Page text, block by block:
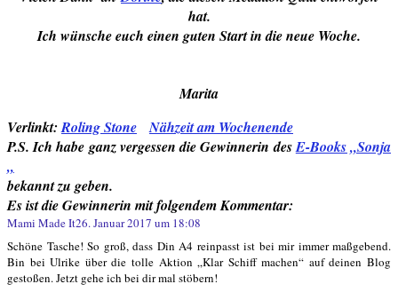
hat.
Ich wünsche euch einen guten Start in die neue Woche.
Marita
Verlinkt:Roling Stone
Nähzeit am Wochenende
P.S. Ich habe ganz vergessen die Gewinnerin desE-Books „Sonja
„
bekannt zu geben.
Es ist die Gewinnerin mit folgendem Kommentar:
Mami Made It26. Januar 2017 um 18:08
Schöne Tasche! So groß, dass Din A4 reinpasst ist bei mir immer maßgebend.
Bin bei Ulrike über die tolle Aktion „Klar Schiff machen“ auf deinen Blog
gestoßen. Jetzt gehe ich bei dir mal stöbern!